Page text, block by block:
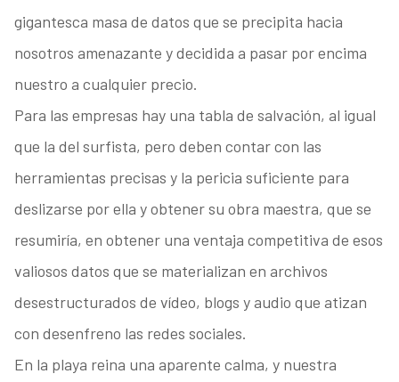
gigantesca masa de datos que se precipita hacia
nosotros amenazante y decidida a pasar por encima
nuestro a cualquier precio.
Para las empresas hay una tabla de salvación, al igual
que la del surfista, pero deben contar con las
herramientas precisas y la pericia suficiente para
deslizarse por ella y obtener su obra maestra, que se
resumiría, en obtener una ventaja competitiva de esos
valiosos datos que se materializan en archivos
desestructurados de vídeo, blogs y audio que atizan
con desenfreno las redes sociales.
En la playa reina una aparente calma, y nuestra